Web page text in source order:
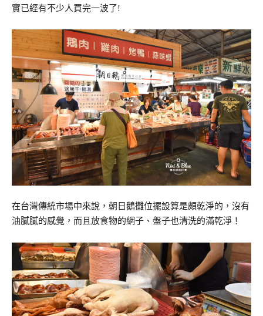
實已經有不少人買完一波了!
在台灣傳統市場中來說，朝日鵝攤位擺設算是頗乾淨的，沒有
油膩膩的感覺，而且放食物的網子、盤子也清洗的滿乾淨！